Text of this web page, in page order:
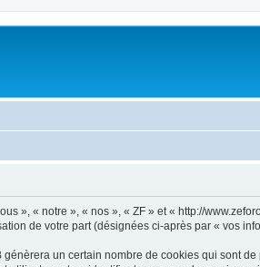
», « notre », « nos », « ZF » et « http://
de votre part (désignées ci-après par « vos
un certain nombre de cookies qui sont